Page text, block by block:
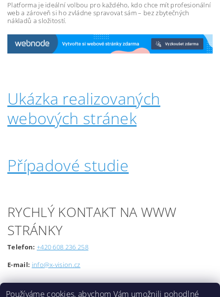
Platforma je ideální volbou pro každého, kdo chce mít profesionální
web a zároveň si ho zvládne spravovat sám – bez zbytečných
nákladů a složitostí.
Ukázka realizovaných
webových stránek
Případové studie
RYCHLÝ KONTAKT NA WWW
STRÁNKY
Telefon: +420 608 236 258
E-mail: info@x-vision.cz
Používáme cookies, abychom Vám umožnili pohodlné